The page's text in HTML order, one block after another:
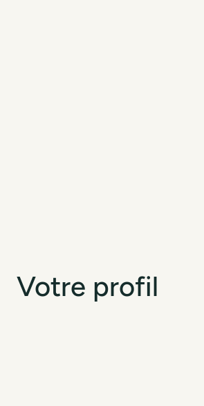
Votre profil